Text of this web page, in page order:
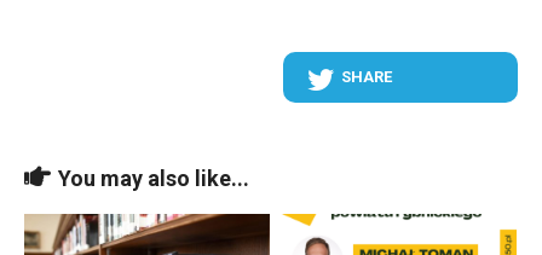
SHARE
You may also like...